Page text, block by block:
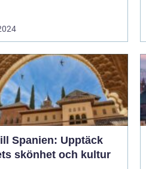
Spanien: Upptäck
skönhet och kultur